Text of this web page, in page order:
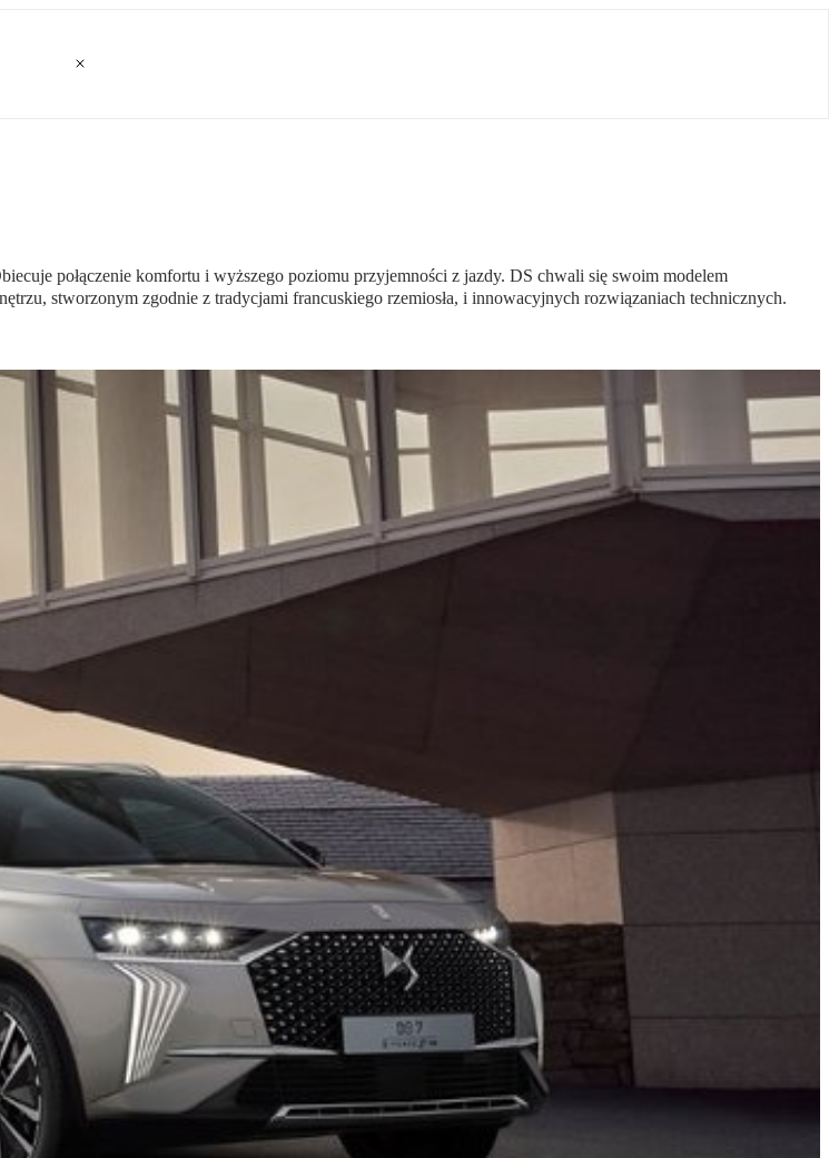
połączenie komfortu i wyższego poziomu przyjemności z jazdy. DS chwali się swoim modelem
stworzonym zgodnie z tradycjami francuskiego rzemiosła, i innowacyjnych rozwiązaniach technicznych.